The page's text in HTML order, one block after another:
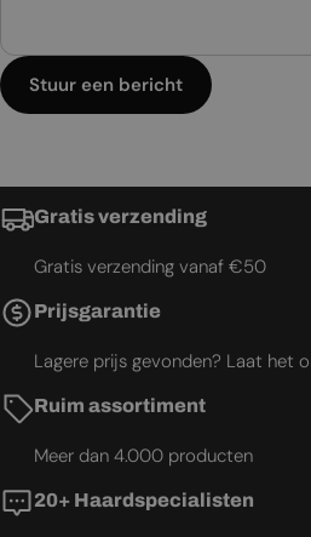
Stuur een bericht
Gratis verzending
Gratis verzending vanaf €50
Prijsgarantie
Lagere prijs gevonden? Laat het
Ruim assortiment
Meer dan 4.000 producten
20+ Haardspecialisten